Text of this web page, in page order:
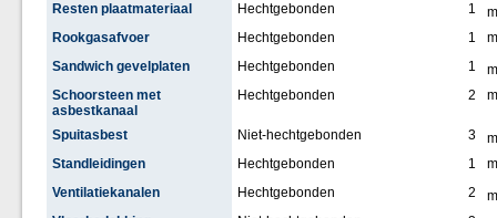
Resten plaatmateriaal
Hechtgebonden 1
m
Rookgasafvoer
Hechtgebonden 1
m
Sandwich gevelplaten
Hechtgebonden 1
m
Schoorsteen met
asbestkanaal
Hechtgebonden 2 m
Spuitasbest Niet-hechtgebonden 3
m
Standleidingen
Hechtgebonden 1
m
Ventilatiekanalen
Hechtgebonden 2
m